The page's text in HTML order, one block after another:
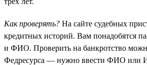
Как проверять? На сайте судебных
кредитных историй. Вам понадобятся
и ФИО. Проверить на банкротство
Федресурса — нужно ввести ФИО или